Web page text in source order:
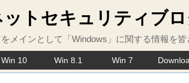
ットセキュリティブ
メインとして「Windows」に関する情報を
Win 10 Win 8.1 Win 7